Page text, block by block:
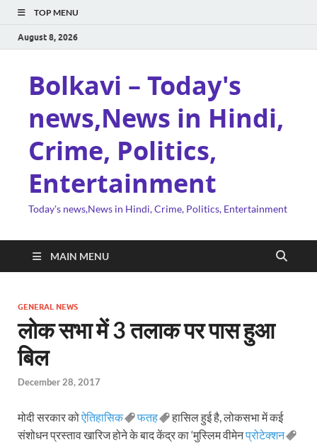
TOP MENU
August 8, 2026
Bolkavi – Today's
news,News in Hindi,
Crime, Politics,
Entertainment
Today's news,News in Hindi, Crime, Politics, Entertainment
MAIN MENU
GENERAL NEWS
लोक सभा में 3 तलाक पर पास हुआ
बिल
December 28, 2017
मोदी सरकार कोऐतिहासिक फतह
हासिल हुई है, लोकसभा में कई
संशोधन प्रस्ताव खारिज होने के बाद केंद्र का ‘मुस्लिम वीमेनप्रोटेक्शन